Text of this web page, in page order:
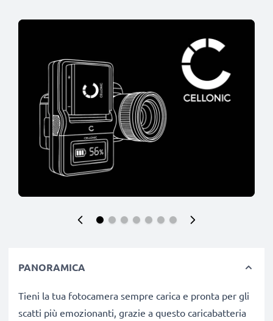
PANORAMICA
Tieni la tua fotocamera sempre carica e pronta per gli
scatti più emozionanti, grazie a questo caricabatteria